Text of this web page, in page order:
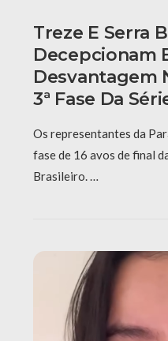
Treze E Serra
Decepcionam
Desvantagem
3ª Fase Da
Os representantes da
fase de 16 avos de final
Brasileiro. …